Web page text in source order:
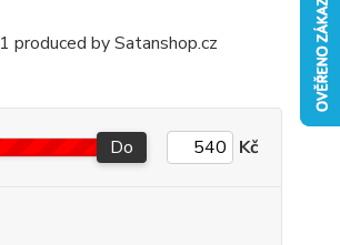
by Satanshop.cz
Do Kč